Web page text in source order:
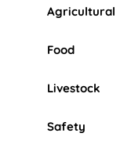
Agricultural
Food
Livestock
Safety